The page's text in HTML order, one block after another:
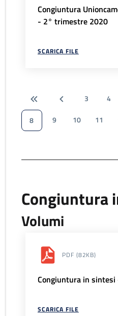
Congiuntura
- 2° trimestre 2020
SCARICA FILE
3 4
8
9 10 11
Congiuntura
Volumi
PDF (82KB)
Congiuntura in
SCARICA FILE